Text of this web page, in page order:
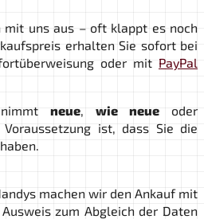
mit uns aus – oft klappt es noch
erhalten Sie sofort bei
oder mit PayPal
neue wie neue oder
Voraussetzung ist, dass Sie die
machen wir den Ankauf mit
zum Abgleich der Daten